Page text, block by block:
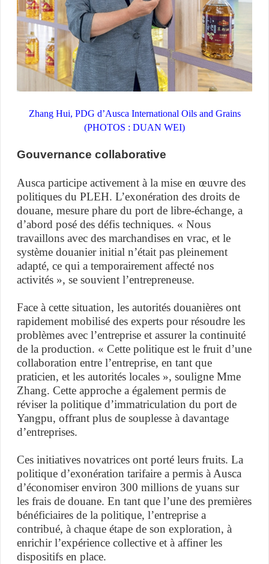
Zhang Hui, PDG d’Ausca International Oils and Grains
(PHOTOS : DUAN WEI)
Gouvernance collaborative
Ausca participe activement à la mise en œuvre des
politiques du PLEH. L’exonération des droits de
douane, mesure phare du port de libre-échange, a
d’abord posé des défis techniques. « Nous
travaillons avec des marchandises en vrac, et le
système douanier initial n’était pas pleinement
adapté, ce qui a temporairement affecté nos
activités », se souvient l’entrepreneuse.
Face à cette situation, les autorités douanières ont
rapidement mobilisé des experts pour résoudre les
problèmes avec l’entreprise et assurer la continuité
de la production. « Cette politique est le fruit d’une
collaboration entre l’entreprise, en tant que
praticien, et les autorités locales », souligne Mme
Zhang. Cette approche a également permis de
réviser la politique d’immatriculation du port de
Yangpu, offrant plus de souplesse à davantage
d’entreprises.
Ces initiatives novatrices ont porté leurs fruits. La
politique d’exonération tarifaire a permis à Ausca
d’économiser environ 300 millions de yuans sur
les frais de douane. En tant que l’une des premières
bénéficiaires de la politique, l’entreprise a
contribué, à chaque étape de son exploration, à
enrichir l’expérience collective et à affiner les
dispositifs en place.